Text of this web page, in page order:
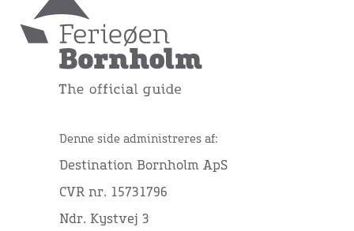
Denne side administreres af:
Destination Bornholm ApS
CVR nr. 15731796
Ndr. Kystvej 3